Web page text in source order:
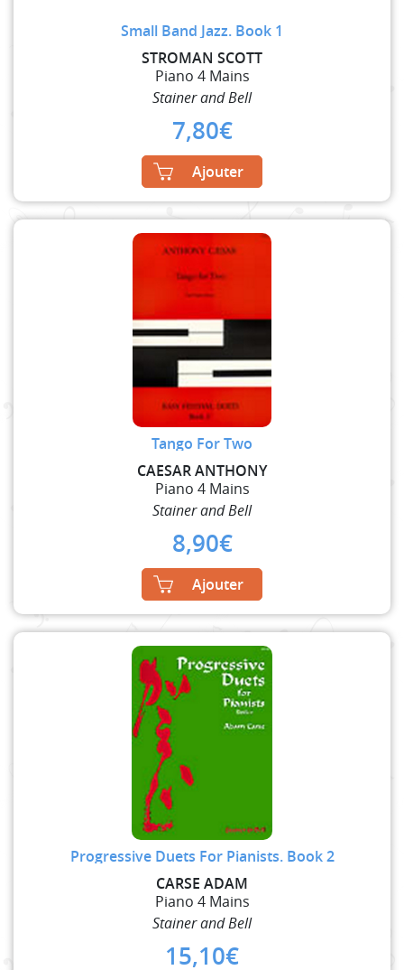
Small Band Jazz. Book 1
STROMAN SCOTT
Piano 4 Mains
Stainer and Bell
7,80€
Ajouter
Tango For Two
CAESAR ANTHONY
Piano 4 Mains
Stainer and Bell
8,90€
Ajouter
Progressive Duets For Pianists. Book 2
CARSE ADAM
Piano 4 Mains
Stainer and Bell
15,10€